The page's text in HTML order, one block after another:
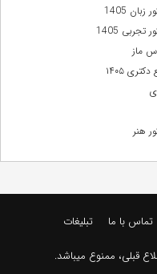
1405
1405
ماز
۱۴۰۵
هنر
تماس با ما تبلیغات
قبلی، ممنوع میباشد.